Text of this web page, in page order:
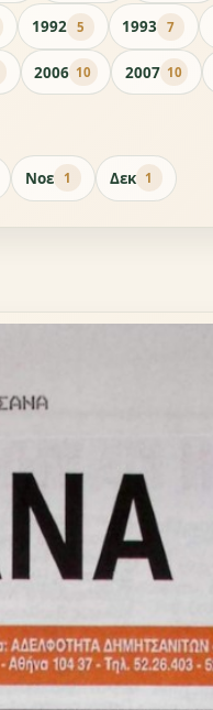
1992 5 1993 7
2006 10 2007 10
Νοε 1 Δεκ 1